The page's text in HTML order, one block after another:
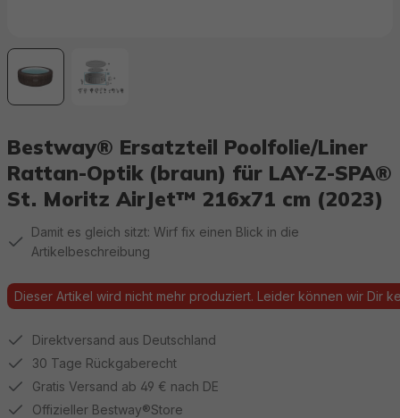
Bestway® Ersatzteil Poolfolie/Liner
Rattan-Optik (braun) für LAY-Z-SPA®
St. Moritz AirJet™ 216x71 cm (2023)
Damit es gleich sitzt: Wirf fix einen Blick in die
Artikelbeschreibung
Dieser Artikel wird nicht mehr produziert. Leider können wir Dir
Direktversand aus Deutschland
30 Tage Rückgaberecht
Gratis Versand ab 49 € nach DE
Offizieller Bestway®Store